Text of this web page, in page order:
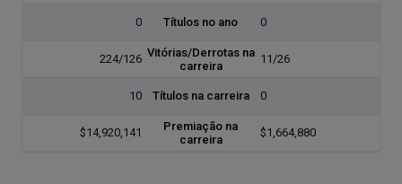
0 Títulos no ano 0
224/126 Vitórias/Derrotas na
carreira
11/26
10 Títulos na carreira 0
$14,920,141
Premiação na
carreira
$1,664,880